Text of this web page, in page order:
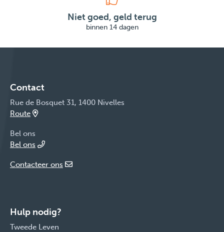
Niet goed, geld terug
binnen 14 dagen
Contact
Rue de Bosquet 31, 1400 Nivelles
Route
Bel ons
Bel ons
Contacteer ons
Hulp nodig?
Tweede Leven